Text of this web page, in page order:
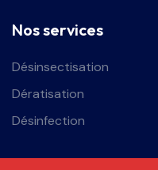
Nos services
Désinsectisation
Dératisation
Désinfection